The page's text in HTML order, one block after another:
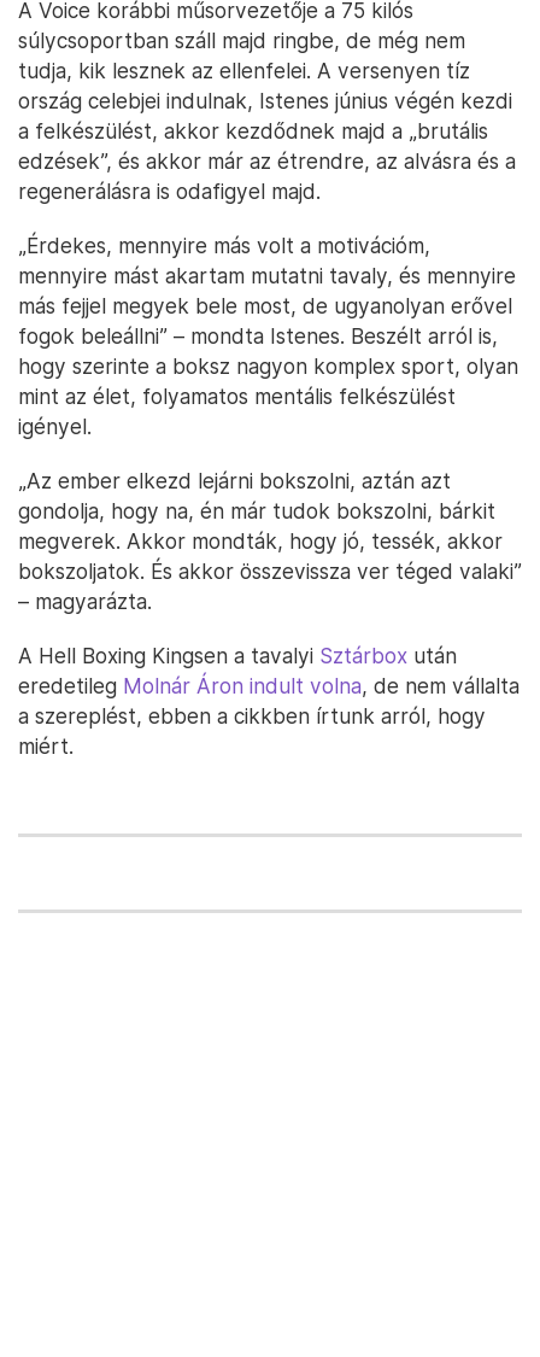
A Voice korábbi műsorvezetője a 75 kilós
súlycsoportban száll majd ringbe, de még nem
tudja, kik lesznek az ellenfelei. A versenyen tíz
ország celebjei indulnak, Istenes június végén kezdi
a felkészülést, akkor kezdődnek majd a „brutális
edzések”, és akkor már az étrendre, az alvásra és a
regenerálásra is odafigyel majd.
„Érdekes, mennyire más volt a motivációm,
mennyire mást akartam mutatni tavaly, és mennyire
más fejjel megyek bele most, de ugyanolyan erővel
fogok beleállni” – mondta Istenes. Beszélt arról is,
hogy szerinte a boksz nagyon komplex sport, olyan
mint az élet, folyamatos mentális felkészülést
igényel.
„Az ember elkezd lejárni bokszolni, aztán azt
gondolja, hogy na, én már tudok bokszolni, bárkit
megverek. Akkor mondták, hogy jó, tessék, akkor
bokszoljatok. És akkor összevissza ver téged valaki”
– magyarázta.
A Hell Boxing Kingsen a tavalyi Sztárbox után
eredetileg Molnár Áron indult volna, de nem vállalta
a szereplést, ebben a cikkben írtunk arról, hogy
miért.